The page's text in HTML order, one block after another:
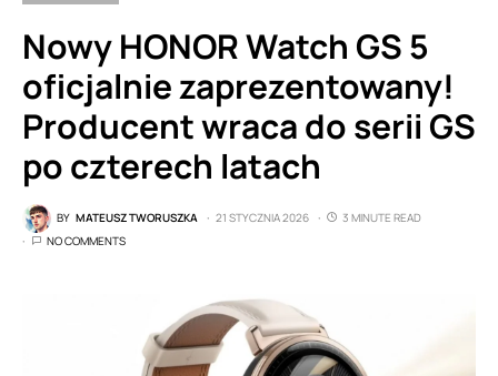
Nowy HONOR Watch GS 5
oficjalnie zaprezentowany!
Producent wraca do serii GS
po czterech latach
BY MATEUSZ TWORUSZKA 21 STYCZNIA 2026
3 MINUTE READ
NO COMMENTS